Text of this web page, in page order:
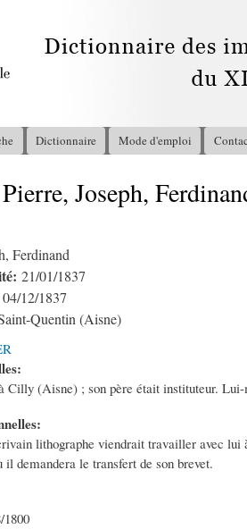
Dictionnaire Mode d'emploi
Joseph,
Ferdinand
21/01/1837
04/12/1837
Quentin (Aisne)
Cilly (Aisne) ; son père était instituteur.
lithographe viendrait travailler avec lui
il demandera le transfert de son brevet.